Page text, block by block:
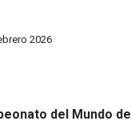
2026
del Mundo de